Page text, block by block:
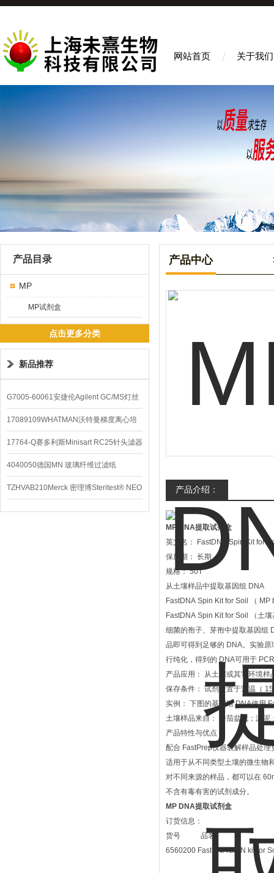
网站首页 关于我们
产品目录
MP
MP试剂盒
点击更多分类
新品推荐
G7005-60061安捷伦Agilent GC/MS灯丝
配件
17089109WHATMAN沃特曼梯度离心培
养基
17764-Q赛多利斯Minisart RC25针头滤器
4040050德国MN 玻璃纤维过滤纸
TZHVAB210Merck 密理博Steritest® NEO
设备
产品中心
产品介绍：
MP DNA提取试剂盒
英文名： FastDNA Spin Kit for
保质期： 长期
规格： 50T
从土壤样品中提取基因组 DNA
FastDNA Spin Kit for Soil （
FastDNA Spin Kit for Soil （土
细菌的孢子、芽孢中提取基因组
品即可得到足够的 DNA。实验
行纯化，得到的 DNA可用于
产品应用： 从土壤或其它环境
保存条件： 试剂盒置于室温（
实例： 下图的基因组 DNA使用
土壤样品来自： 番茄盆栽；淤
产品特性与优点
配合 FastPrep仪器裂解样品处
适用于从不同类型土壤的微生物
对不同来源的样品，都可以在
不含有毒有害的试剂成分。
MP DNA提取试剂盒
订货信息：
货号 品名 规
6560200 FastDNA SPIN kit for